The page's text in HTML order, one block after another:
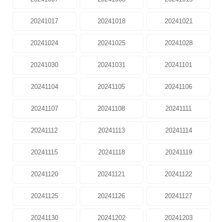
20241017 20241018 20241021
20241024 20241025 20241028
20241030 20241031 20241101
20241104 20241105 20241106
20241107 20241108 20241111
20241112 20241113 20241114
20241115 20241118 20241119
20241120 20241121 20241122
20241125 20241126 20241127
20241130 20241202 20241203